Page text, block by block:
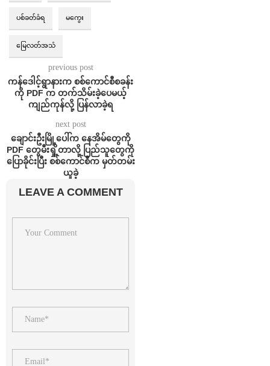
ပစ်ခတ်ခံရ မကွေး
မြေလတ်အသံ
previous post
ကန်ဒေါင့်ရွာနားက စစ်ကောင်စီစခန်း
ကို PDF က တက်သိမ်းခဲ့ပေမယ့်
ကျည်ကုန်လို့ ပြန်လာခဲ့ရ
next post
ချောင်းဦးမြို့ပေါ်က နေအိမ်တွေကို
PDF တွေမီးရှို့တာလို့ ပြည်သူတွေကို
ပြောခိုင်းပြီး စစ်ကောင်စီက မှတ်တမ်း
ယူခဲ့
LEAVE A COMMENT